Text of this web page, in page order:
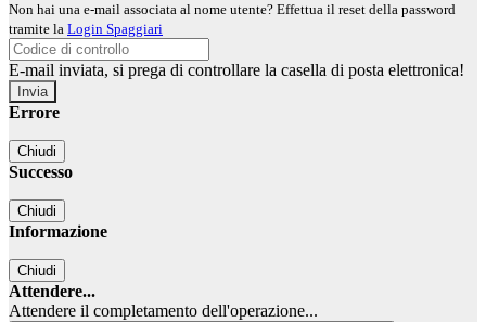
Non hai una e-mail associata al nome utente? Effettua il reset della password
tramite la Login Spaggiari
E-mail inviata, si prega di controllare la casella di posta elettronica!
Errore
Chiudi
Successo
Chiudi
Informazione
Chiudi
Attendere...
Attendere il completamento dell'operazione...